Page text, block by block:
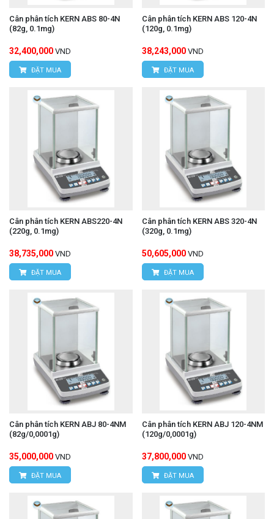
Cân phân tích KERN ABS 80-4N
(82g, 0.1mg)
32,400,000 VND
ĐẶT MUA
Cân phân tích KERN ABS 120-4N
(120g, 0.1mg)
38,243,000 VND
ĐẶT MUA
Cân phân tích KERN ABS220-4N
(220g, 0.1mg)
38,735,000 VND
ĐẶT MUA
Cân phân tích KERN ABS 320-4N
(320g, 0.1mg)
50,605,000 VND
ĐẶT MUA
Cân phân tích KERN ABJ 80-4NM
(82g/0,0001g)
35,000,000 VND
ĐẶT MUA
Cân phân tích KERN ABJ 120-4NM
(120g/0,0001g)
37,800,000 VND
ĐẶT MUA